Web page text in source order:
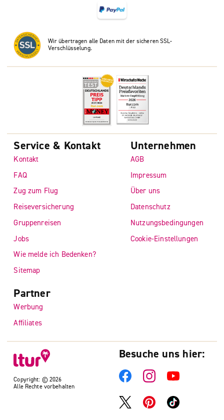
Wir übertragen alle Daten mit der sicheren SSL-
Verschlüsselung.
Copyright: © 2026
Alle Rechte vorbehalten
Service & Kontakt
Kontakt
FAQ
Zug zum Flug
Reiseversicherung
Gruppenreisen
Jobs
Wie melde ich Bedenken?
Sitemap
Unternehmen
AGB
Impressum
Über uns
Datenschutz
Nutzungsbedingungen
Cookie-Einstellungen
Partner
Werbung
Affiliates
Besuche uns hier: